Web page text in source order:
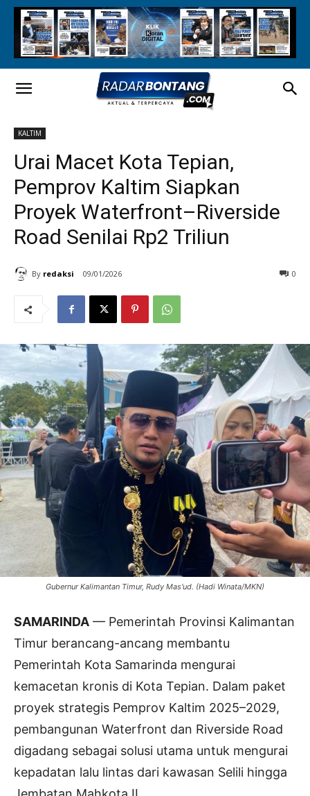
KALTIM
Urai Macet Kota Tepian,
Pemprov Kaltim Siapkan
Proyek Waterfront–Riverside
Road Senilai Rp2 Triliun
By redaksi 09/01/2026 0
Gubernur Kalimantan Timur, Rudy Mas'ud. (Hadi Winata/MKN)
SAMARINDA — Pemerintah Provinsi Kalimantan
Timur berancang-ancang membantu
Pemerintah Kota Samarinda mengurai
kemacetan kronis di Kota Tepian. Dalam paket
proyek strategis Pemprov Kaltim 2025–2029,
pembangunan Waterfront dan Riverside Road
digadang sebagai solusi utama untuk mengurai
kepadatan lalu lintas dari kawasan Selili hingga